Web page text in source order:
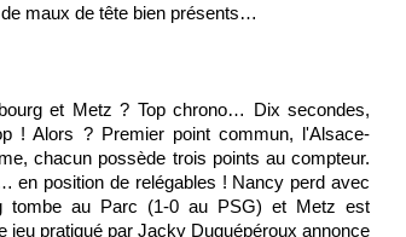
maux de tête bien présents…
et Metz ? Top chrono… Dix secondes,
! Alors ? Premier point commun, l'Alsace-
chacun possède trois points au compteur.
position de relégables ! Nancy perd avec
tombe au Parc (1-0 au PSG) et Metz est
jeu pratiqué par Jacky Duguépéroux annonce